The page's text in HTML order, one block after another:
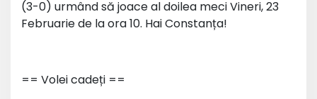
(3-0) urmând să joace al doilea meci Vineri, 23
Februarie de la ora 10. Hai Constanța!
== Volei cadeți ==